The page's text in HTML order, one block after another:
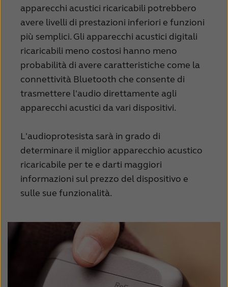
apparecchi acustici ricaricabili potrebbero
avere livelli di prestazioni inferiori e funzioni
più semplici. Gli apparecchi acustici digitali
ricaricabili meno costosi hanno meno
probabilità di avere caratteristiche come la
connettività Bluetooth che consente di
trasmettere l'audio direttamente agli
apparecchi acustici da vari dispositivi.
L'audioprotesista sarà in grado di
determinare il miglior apparecchio acustico
ricaricabile per te e darti maggiori
informazioni sul prezzo del dispositivo e
sulle sue funzionalità.